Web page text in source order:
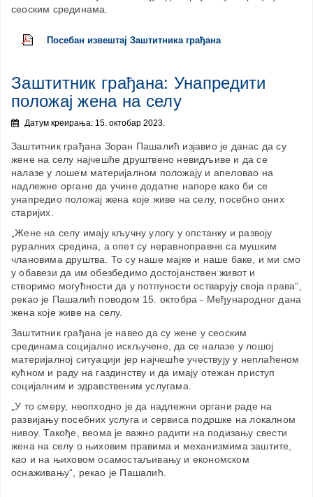
сеоским срединама.
Посебан извештај Заштитника грађана
Заштитник грађана: Унапредити
положај жена на селу
Датум креирања: 15. октобар 2023.
Заштитник грађана Зоран Пашалић изјавио је данас да су
жене на селу најчешће друштвено невидљиве и да се
налазе у лошем материјалном положају и апеловао на
надлежне органе да учине додатне напоре како би се
унапредио положај жена које живе на селу, посебно оних
старијих.
„Жене на селу имају кључну улогу у опстанку и развоју
руралних средина, а опет су неравноправне са мушким
члановима друштва. То су наше мајке и наше баке, и ми смо
у обавези да им обезбедимо достојанствен живот и
створимо могућности да у потпуности остварују своја права“,
рекао је Пашалић поводом 15. октобра - Међународног дана
жена које живе на селу.
Заштитник грађана је навео да су жене у сеоским
срединама социјално искључене, да се налазе у лошој
материјалној ситуацији јер најчешће учествују у неплаћеном
кућном и раду на газдинству и да имају отежан приступ
социјалним и здравственим услугама.
„У то смеру, неопходно је да надлежни органи раде на
развијању посебних услуга и сервиса подршке на локалном
нивоу. Такође, веома је важно радити на подизању свести
жена на селу о њиховим правима и механизмима заштите,
као и на њиховом осамостаљивању и економском
оснаживању“, рекао је Пашалић.